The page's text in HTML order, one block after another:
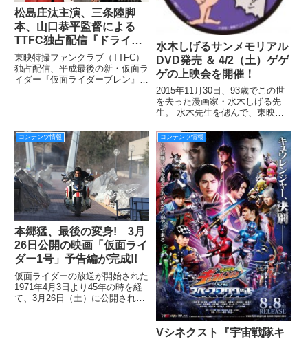
松島庄汰主演、三条陸脚
本、山口恭平監督による
TTFC独占配信『ドライブ
サーガ 仮面ライダーブレ
ン』予告編を公開！主要キ
ャストも発表！
東映特撮ファンクラブ（TTFC）
独占配信、平成最後の新・仮面ラ
イダー『仮面ライダーブレン』の
も！？ まずは予告編をご覧あ
水木しげるサンメモリアル
DVD発売 ＆ 4/2（土）ゲゲ
ゲの上映会を開催！
2015年11月30日、93歳でこの世
を去った漫画家・水木しげる先
生。 水木先生を偲んで、東映ビ
発売されます。さらに今週末の4
月2日（土）には「ゲゲゲの上映
会～水木しげるさんメモリアル
～」を開催。上映会ではD
コンテンツ情報
本郷猛、最後の変身! 3月
26日公開の映画「仮面ライ
ダー1号」予告編が完成!!
仮面ライダーの放送が開始された
1971年4月3日より45年の時を経
て、3月26日（土）に公開され
コンテンツ情報
Vシネクスト『宇宙戦隊キ